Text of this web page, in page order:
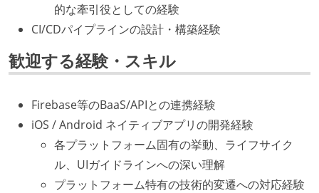
的な牽引役としての経験
CI/CDパイプラインの設計・構築経験
歓迎する経験・スキル
Firebase等のBaaS/APIとの連携経験
iOS / Android ネイティブアプリの開発経験
各プラットフォーム固有の挙動、ライフサイク
ル、UIガイドラインへの深い理解
プラットフォーム特有の技術的変遷への対応経験